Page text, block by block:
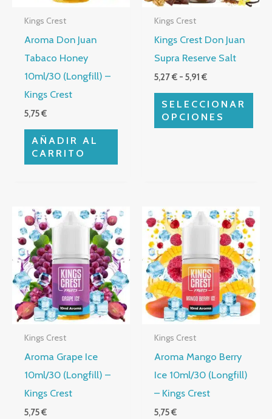
Kings Crest
Aroma Don Juan
Tabaco Honey
10ml/30 (Longfill) –
Kings Crest
5,75€
AÑADIR AL
CARRITO
Kings Crest
Kings Crest Don Juan
Supra Reserve Salt
5,27€ - 5,91€
SELECCIONAR
OPCIONES
opciones
se
pueden
elegir
en
página
Kings Crest
Aroma Grape Ice
10ml/30 (Longfill) –
Kings Crest
5,75€
Kings Crest
Aroma Mango Berry
Ice 10ml/30 (Longfill)
– Kings Crest
5,75€